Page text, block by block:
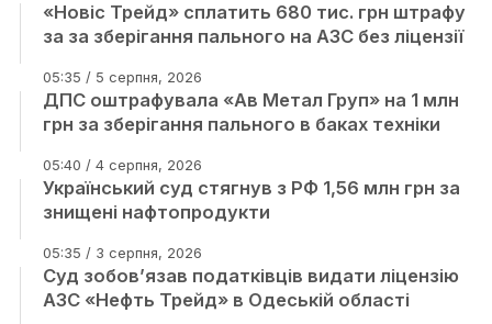
«Новіс Трейд» сплатить 680 тис. грн штрафу
за за зберігання пального на АЗС без ліцензії
05:35 / 5 серпня, 2026
ДПС оштрафувала «Ав Метал Груп» на 1 млн
грн за зберігання пального в баках техніки
05:40 / 4 серпня, 2026
Український суд стягнув з РФ 1,56 млн грн за
знищені нафтопродукти
05:35 / 3 серпня, 2026
Суд зобов’язав податківців видати ліцензію
АЗС «Нефть Трейд» в Одеській області